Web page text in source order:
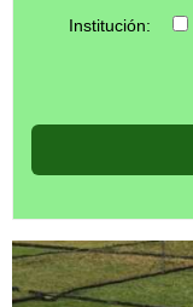
Institución: